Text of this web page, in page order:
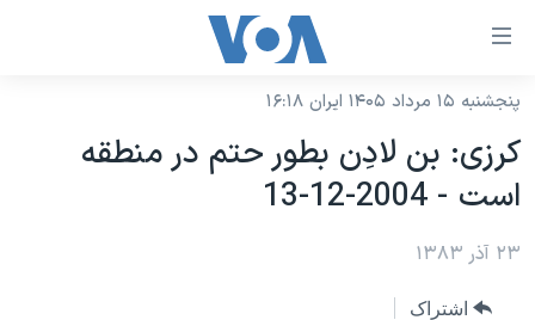
لینکهای
دسترسی
جهش
به
محتوای
اصلی
نسخه سبک وب‌سایت
موضوع ها
ایران
آمریکا
برنامه های تلویزیونی
جدول برنامه ها
پنجشنبه ۱۵ مرداد ۱۴۰۵ ایران ۱۶:۱۸
كرزی: بن لادِن بطور حتم در منطقه
است - 2004-12-13
۲۳ آذر ۱۳۸۳
اشتراک